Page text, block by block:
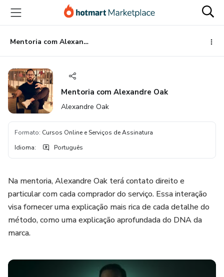
para
conteúdo
principal
para
pagamento
para
rodapé
Mentoria com Alexandre Oak
Mentoria com Alexandre Oak
Alexandre Oak
Formato: Cursos Online e Serviços de Assinatura
Idioma: Português
Na mentoria, Alexandre Oak terá contato direito e
particular com cada comprador do serviço. Essa interação
visa fornecer uma explicação mais rica de cada detalhe do
método, como uma explicação aprofundada do DNA da
marca.